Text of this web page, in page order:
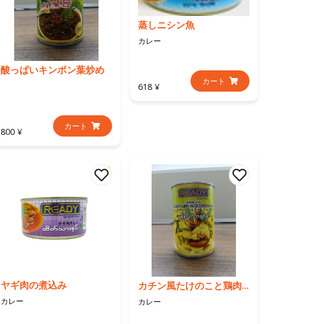
酸っぱいキンポン葉炒め
800 ¥ カート
蒸しニシン魚
カレー
618 ¥ カート
ヤギ肉の煮込み
カレー
カチン風たけのこと鶏肉煮
カレー